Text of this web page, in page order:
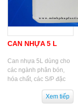
CAN NHỰA 5 L
Can nhựa 5L dùng cho
các ngành phân bón,
hóa chất, các S/P đặc
thù trong ngành dược